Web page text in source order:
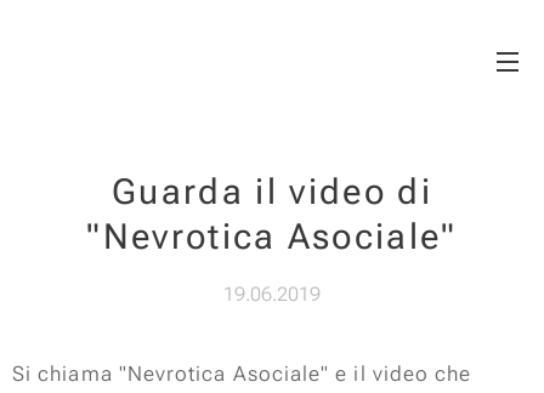
Guarda il video di
"Nevrotica Asociale"
19.06.2019
Si chiama "Nevrotica Asociale" e il video che